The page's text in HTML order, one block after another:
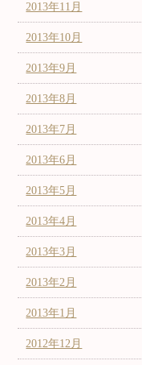
2013年11月
2013年10月
2013年9月
2013年8月
2013年7月
2013年6月
2013年5月
2013年4月
2013年3月
2013年2月
2013年1月
2012年12月